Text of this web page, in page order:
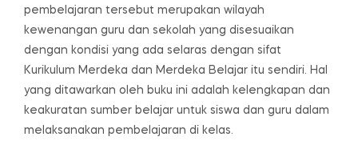
pembelajaran tersebut merupakan wilayah
kewenangan guru dan sekolah yang disesuaikan
dengan kondisi yang ada selaras dengan sifat
Kurikulum Merdeka dan Merdeka Belajar itu sendiri. Hal
yang ditawarkan oleh buku ini adalah kelengkapan dan
keakuratan sumber belajar untuk siswa dan guru dalam
melaksanakan pembelajaran di kelas.